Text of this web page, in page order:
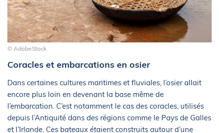
© AdobeStock
Coracles et embarcations en osier
Dans certaines cultures maritimes et fluviales, l’osier allait
encore plus loin en devenant la base même de
l’embarcation. C’est notamment le cas des coracles, utilisés
depuis l’Antiquité dans des régions comme le Pays de Galles
et l’Irlande. Ces bateaux étaient construits autour d’une